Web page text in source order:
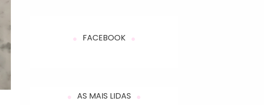
FACEBOOK
AS MAIS LIDAS